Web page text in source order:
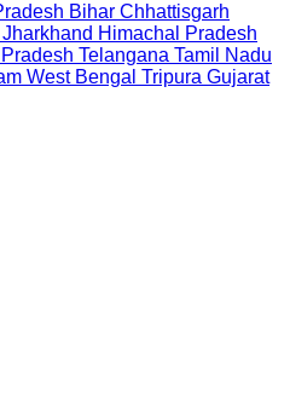
Bihar Chhattisgarh
Jharkhand Himachal Pradesh
Telangana Tamil Nadu
West Bengal Tripura Gujarat